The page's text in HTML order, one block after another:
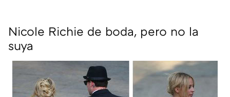
Nicole Richie de boda, pero no la
suya